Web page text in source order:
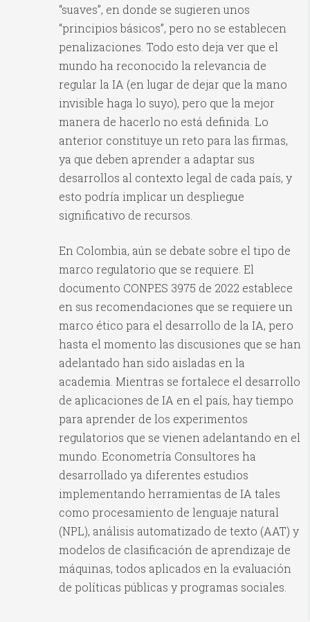
“suaves”, en donde se sugieren unos
“principios básicos”, pero no se establecen
penalizaciones. Todo esto deja ver que el
mundo ha reconocido la relevancia de
regular la IA (en lugar de dejar que la mano
invisible haga lo suyo), pero que la mejor
manera de hacerlo no está definida. Lo
anterior constituye un reto para las firmas,
ya que deben aprender a adaptar sus
desarrollos al contexto legal de cada país, y
esto podría implicar un despliegue
significativo de recursos.
En Colombia, aún se debate sobre el tipo de
marco regulatorio que se requiere. El
documento CONPES 3975 de 2022 establece
en sus recomendaciones que se requiere un
marco ético para el desarrollo de la IA, pero
hasta el momento las discusiones que se han
adelantado han sido aisladas en la
academia. Mientras se fortalece el desarrollo
de aplicaciones de IA en el país, hay tiempo
para aprender de los experimentos
regulatorios que se vienen adelantando en el
mundo. Econometría Consultores ha
desarrollado ya diferentes estudios
implementando herramientas de IA tales
como procesamiento de lenguaje natural
(NPL), análisis automatizado de texto (AAT) y
modelos de clasificación de aprendizaje de
máquinas, todos aplicados en la evaluación
de políticas públicas y programas sociales.